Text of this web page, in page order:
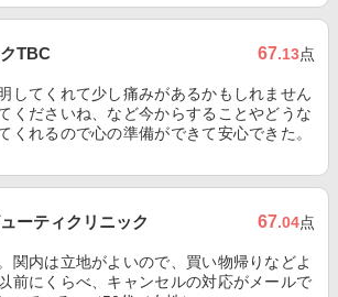
TBC 67.13点
してくれて少し痛みがあるかもしれません
くださいね、など今からすることやどうな
くれるので心の準備ができて安心できた。
ーティクリニック 67.04点
関内は立地がよいので、買い物帰りなどよ
前にくらべ、キャンセルの対応がメールで